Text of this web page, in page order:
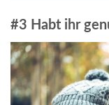
#3 Habt ihr